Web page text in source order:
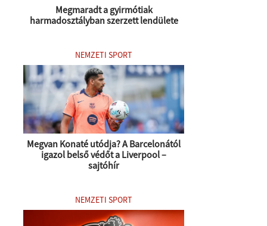
Megmaradt a gyirmótiak
harmadosztályban szerzett lendülete
NEMZETI SPORT
Megvan Konaté utódja? A Barcelonától
igazol belső védőt a Liverpool –
sajtóhír
NEMZETI SPORT